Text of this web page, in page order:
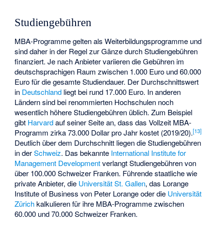
Studiengebühren
MBA-Programme gelten als Weiterbildungsprogramme und
sind daher in der Regel zur Gänze durch Studiengebühren
finanziert. Je nach Anbieter variieren die Gebühren im
deutschsprachigen Raum zwischen 1.000 Euro und 60.000
Euro für die gesamte Studiendauer. Der Durchschnittswert
in Deutschland liegt bei rund 17.000 Euro. In anderen
Ländern sind bei renommierten Hochschulen noch
wesentlich höhere Studiengebühren üblich. Zum Beispiel
gibt Harvardauf seiner Seite an, dass das Vollzeit MBA-
Programm zirka 73.000 Dollar pro Jahr kostet (2019/20).[13]
Deutlich über dem Durchschnitt liegen die Studiengebühren
in derSchweiz. Das bekannte International Institute for
Management Developmentverlangt Studiengebühren von
über 100.000 Schweizer Franken. Führende staatliche wie
private Anbieter, die Universität St. Gallen, das Lorange
Institute of Business von Peter Lorangeoder die Universität
Zürichkalkulieren für ihre MBA-Programme zwischen
60.000 und 70.000 Schweizer Franken.